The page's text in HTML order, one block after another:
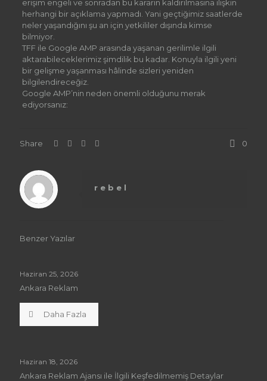
erişim engeli ve sonradan bu kararın kaldırılmasına ilişkin
herhangi bir açıklama yapmadı. Yani geçtiğimiz saatlerde
neler yaşandığını şu an için yetkililer dışında kimse
bilmiyor.
TFF ile Google AMP arasında yaşanan gerilimle ilgili
aktarabileceklerimiz şimdilik bu kadar. Konuyla ilgili yeni
bir gelişme yaşanması hâlinde sizleri yeniden
bilgilendireceğiz.
Google AMP’nin neden önemli olduğunu merak
ediyorsanız:
Share 0
rebel
Benzer Yazılar
Haziran 25, 2026
Ankara Reklam
Daha Fazla
Haziran 18, 2026
Ankara Reklam Ajansı ile İlgili Keşfedilmemiş Detaylar